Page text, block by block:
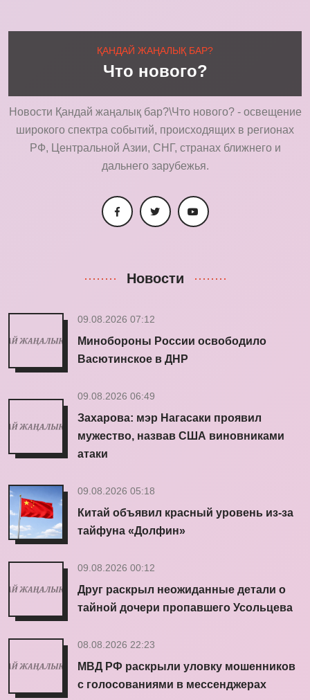
ҚАНДАЙ ЖАҢАЛЫҚ БАР?
Что нового?
Новости Қандай жаңалық бар?\Что нового? - освещение
широкого спектра событий, происходящих в регионах
РФ, Центральной Азии, СНГ, странах ближнего и
дальнего зарубежья.
Новости
09.08.2026 07:12
Минобороны России освободило
Васютинское в ДНР
09.08.2026 06:49
Захарова: мэр Нагасаки проявил
мужество, назвав США виновниками
атаки
09.08.2026 05:18
Китай объявил красный уровень из-за
тайфуна «Долфин»
09.08.2026 00:12
Друг раскрыл неожиданные детали о
тайной дочери пропавшего Усольцева
08.08.2026 22:23
МВД РФ раскрыли уловку мошенников
с голосованиями в мессенджерах